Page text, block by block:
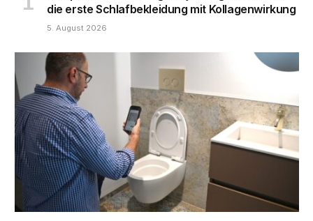
die erste Schlafbekleidung mit Kollagenwirkung
5. August 2026